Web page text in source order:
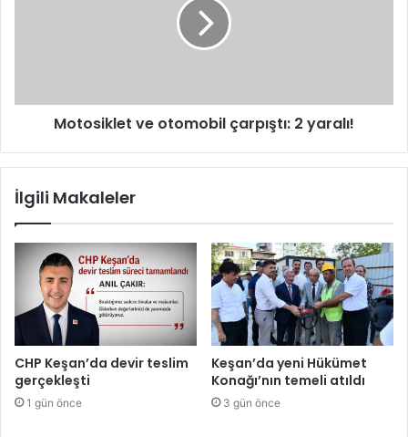
Motosiklet ve otomobil çarpıştı: 2 yaralı!
İlgili Makaleler
CHP Keşan’da devir teslim
gerçekleşti
1 gün önce
Keşan’da yeni Hükümet
Konağı’nın temeli atıldı
3 gün önce